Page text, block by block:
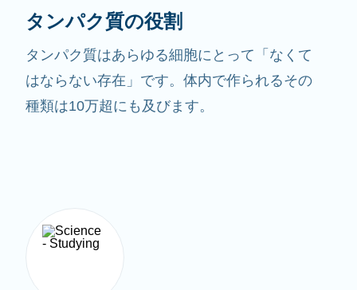
タンパク質の役割
タンパク質はあらゆる細胞にとって「なくて
はならない存在」です。体内で作られるその
種類は10万超にも及びます。